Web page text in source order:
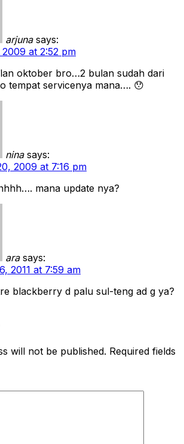
arjuna says:
at 2:52 pm
oktober bro…2 bulan sudah dari
tempat servicenya mana…. 😯
nina says:
2009 at 7:16 pm
mana update nya?
ara says:
2011 at 7:59 am
blackberry d palu sul-teng ad g ya?
will not be published. Required fields